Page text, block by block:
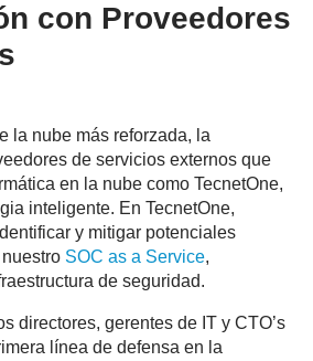
con Proveedores
la nube más reforzada, la
de servicios externos que
en la nube como TecnetOne,
inteligente. En TecnetOne,
y mitigar potenciales
SOC as a Service,
de seguridad.
directores, gerentes de IT y CTO’s
línea de defensa en la